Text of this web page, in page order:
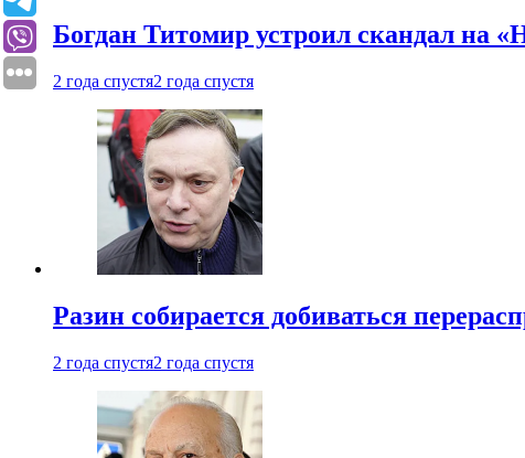
Богдан Титомир устроил скандал на
2 года спустя2 года спустя
Разин собирается добиваться
2 года спустя2 года спустя